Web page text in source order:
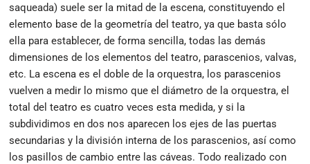
saqueada) suele ser la mitad de la escena, constituyendo el
elemento base de la geometría del teatro, ya que basta sólo
ella para establecer, de forma sencilla, todas las demás
dimensiones de los elementos del teatro, parascenios, valvas,
etc. La escena es el doble de la orquestra, los parascenios
vuelven a medir lo mismo que el diámetro de la orquestra, el
total del teatro es cuatro veces esta medida, y si la
subdividimos en dos nos aparecen los ejes de las puertas
secundarias y la división interna de los parascenios, así como
los pasillos de cambio entre las cáveas. Todo realizado con